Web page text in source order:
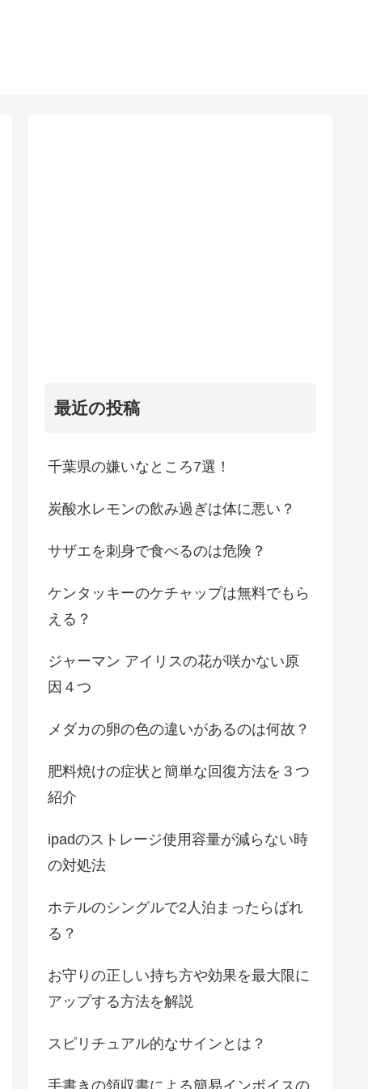
最近の投稿
千葉県の嫌いなところ7選！
炭酸水レモンの飲み過ぎは体に悪い？
サザエを刺身で食べるのは危険？
ケンタッキーのケチャップは無料でもら
える？
ジャーマン アイリスの花が咲かない原
因４つ
メダカの卵の色の違いがあるのは何故？
肥料焼けの症状と簡単な回復方法を３つ
紹介
ipadのストレージ使用容量が減らない時
の対処法
ホテルのシングルで2人泊まったらばれ
る？
お守りの正しい持ち方や効果を最大限に
アップする方法を解説
スピリチュアル的なサインとは？